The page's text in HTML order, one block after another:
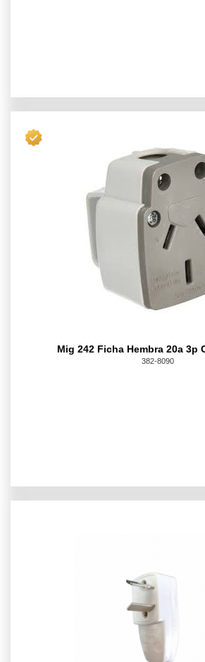
Mig 242 Ficha Hembra 20a 3p
382-8090